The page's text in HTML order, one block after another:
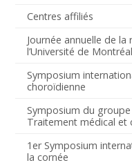
Centres affiliés
Journée annuelle de
l’Université de Montréal
Symposium
choroïdienne
Symposium du
Traitement médical et
1er Symposium
la cornée